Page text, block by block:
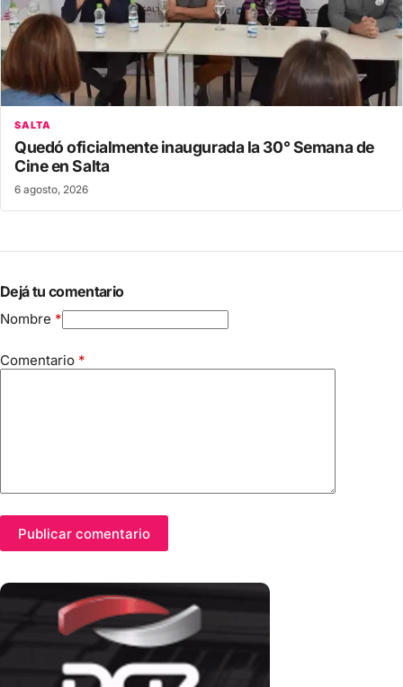
SALTA
Quedó oficialmente inaugurada la 30° Semana de
Cine en Salta
6 agosto, 2026
Dejá tu comentario
Nombre *
Comentario *
Publicar comentario